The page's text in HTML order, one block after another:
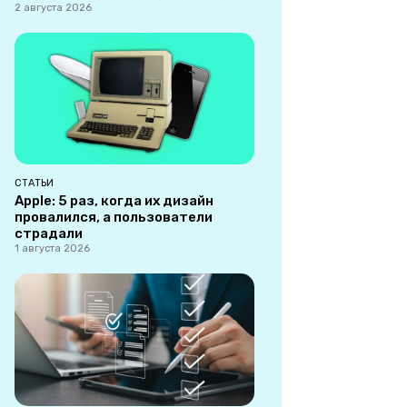
2 августа 2026
СТАТЬИ
Apple: 5 раз, когда их дизайн
провалился, а пользователи
страдали
1 августа 2026